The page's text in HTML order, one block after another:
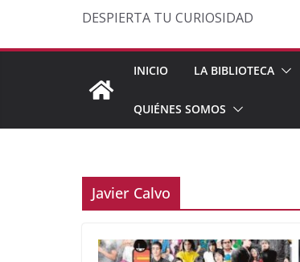
DESPIERTA TU CURIOSIDAD
INICIO LA BIBLIOTECA
QUIÉNES SOMOS
Javier Calvo